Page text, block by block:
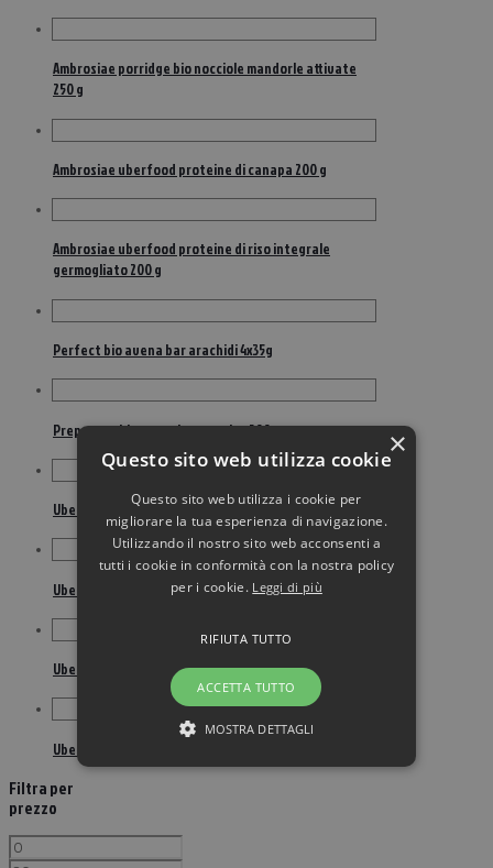
Ambrosiae porridge bio nocciole mandorle attivate
250 g
Ambrosiae uberfood proteine di canapa 200 g
Ambrosiae uberfood proteine di riso integrale
germogliato 200 g
Perfect bio avena bar arachidi 4x35g
Preparato bio pancake proteico 200 g
Ubergranola Nocciole E Fave Di Cacao 250 G
Ubergranola nocciole/fave di cacao 250 g
Ubergranola original 250 g
Ubergranola proteica cacao fondente 250 g
Filtra per
prezzo
×
Questo sito web utilizza cookie
Questo sito web utilizza i cookie per
migliorare la tua esperienza di navigazione.
Utilizzando il nostro sito web acconsenti a
tutti i cookie in conformità con la nostra policy
per i cookie. Leggi di più
ACCETTA TUTTO
RIFIUTA TUTTO
MOSTRA DETTAGLI